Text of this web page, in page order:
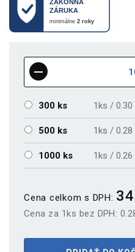
300 ks 1ks / 0.30
500 ks 1ks / 0.28
1000 ks 1ks / 0.26
Cena celkom s DPH:
Cena za 1ks bez DPH: